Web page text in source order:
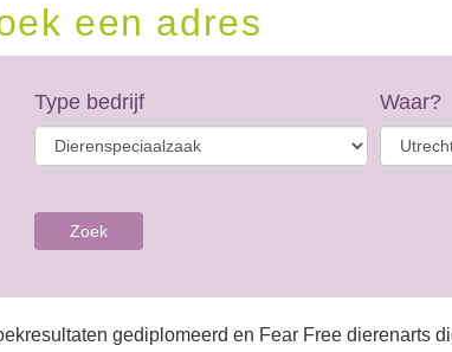
een adres
Type bedrijf Waar?
Zoek
gediplomeerd en Fear Free dierenarts